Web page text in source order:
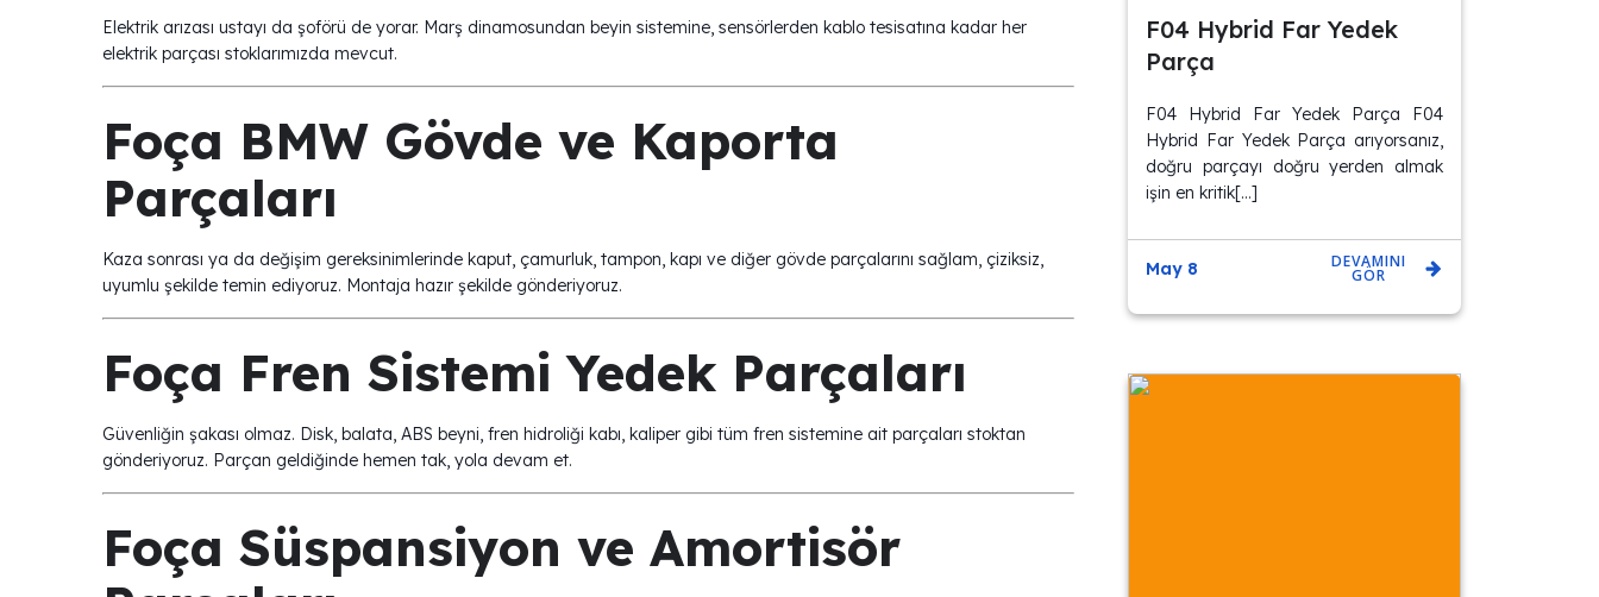
Elektrik arızası ustayı da şoförü de yorar. Marş dinamosundan beyin sistemine, sensörlerden kablo tesisatına kadar her
elektrik parçası stoklarımızda mevcut.
Foça BMW Gövde ve Kaporta
Parçaları
Kaza sonrası ya da değişim gereksinimlerinde kaput, çamurluk, tampon, kapı ve diğer gövde parçalarını sağlam, çiziksiz,
uyumlu şekilde temin ediyoruz. Montaja hazır şekilde gönderiyoruz.
Foça Fren Sistemi Yedek Parçaları
Güvenliğin şakası olmaz. Disk, balata, ABS beyni, fren hidroliği kabı, kaliper gibi tüm fren sistemine ait parçaları stoktan
gönderiyoruz. Parçan geldiğinde hemen tak, yola devam et.
Foça Süspansiyon ve Amortisör
F04 Hybrid Far Yedek
Parça
F04 Hybrid Far Yedek Parça F04
Hybrid Far Yedek Parça arıyorsanız,
doğru parçayı doğru yerden almak
işin en kritik[…]
May 8 DEVAMINI
GÖR